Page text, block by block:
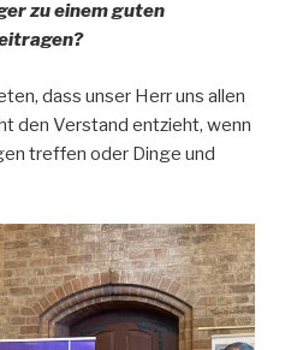
zu einem guten
dass unser Herr uns allen
den Verstand entzieht, wenn
treffen oder Dinge und